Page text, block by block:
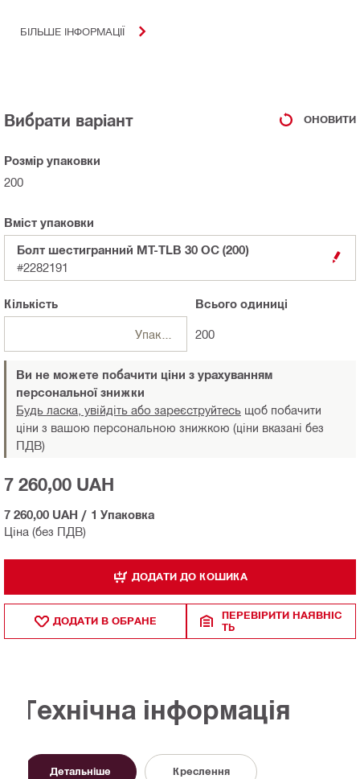
БІЛЬШЕ ІНФОРМАЦІЇ
Вибрати варіант ОНОВИТИ
Розмір упаковки
200
Вміст упаковки
Болт шестигранний MT-TLB 30 OC (200)
#2282191
Кількість
Упаковка
Всьогоодиниці
200
Ви не можете побачити ціни з урахуванням
персональної знижки
Будь ласка, увійдіть або зареєструйтесь щоб побачити
ціни з вашою персональною знижкою (ціни вказані без
ПДВ)
Ціна (без ПДВ)
7 260,00 UAH
7 260,00 UAH / 1 Упаковка
ДОДАТИ ДО КОШИКА
ДОДАТИ В ОБРАНЕ
ПЕРЕВІРИТИ НАЯВНІС
ТЬ
Технічна інформація
Детальніше Креслення